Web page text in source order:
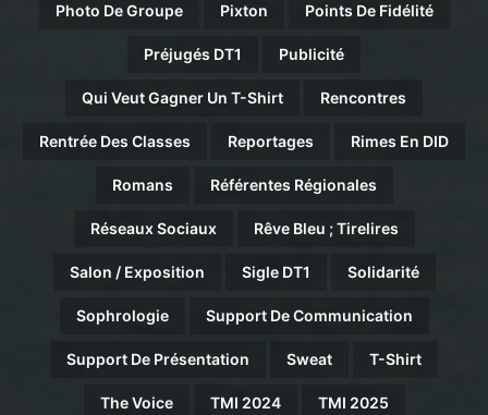
Photo De Groupe Pixton Points De Fidélité
Préjugés DT1 Publicité
Qui Veut Gagner Un T-Shirt Rencontres
Rentrée Des Classes Reportages Rimes En DID
Romans Référentes Régionales
Réseaux Sociaux Rêve Bleu ; Tirelires
Salon / Exposition Sigle DT1 Solidarité
Sophrologie Support De Communication
Support De Présentation Sweat T-Shirt
The Voice TMI 2024 TMI 2025